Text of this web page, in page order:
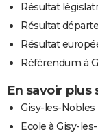
Résultat
Résultat
Résultat
Référendum à
En savoir plus
Gisy-les-Nobles
Ecole à Gisy-